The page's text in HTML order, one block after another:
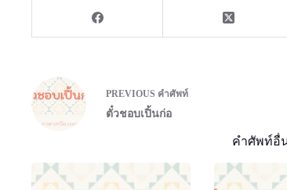
PREVIOUS คำศัพท์
ตั๋วชอบเปิ้นก่อ
คำศัพท์อื่